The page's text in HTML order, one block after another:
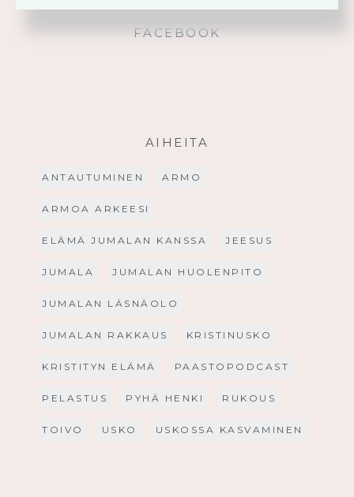
FACEBOOK
AIHEITA
ANTAUTUMINEN ARMO
ARMOA ARKEESI
ELÄMÄ JUMALAN KANSSA JEESUS
JUMALA JUMALAN HUOLENPITO
JUMALAN LÄSNÄOLO
JUMALAN RAKKAUS KRISTINUSKO
KRISTITYN ELÄMÄ PAASTOPODCAST
PELASTUS PYHÄ HENKI RUKOUS
TOIVO USKO USKOSSA KASVAMINEN